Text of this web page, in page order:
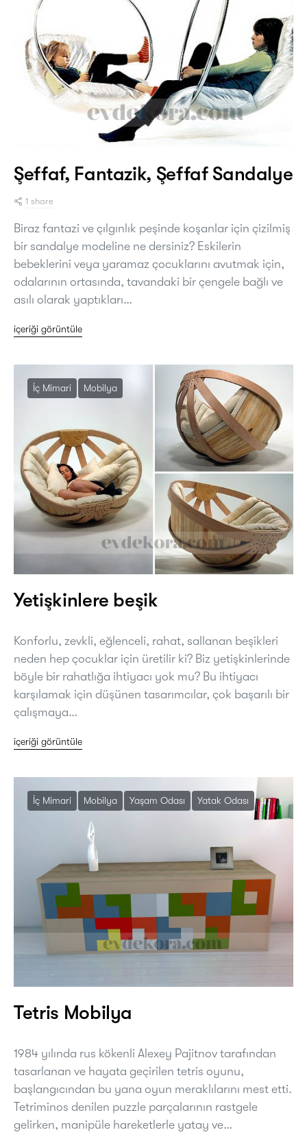
Şeffaf, Fantazik, Şeffaf Sandalye
1 share
Biraz fantazi ve çılgınlık peşinde koşanlar için çizilmiş
bir sandalye modeline ne dersiniz? Eskilerin
bebeklerini veya yaramaz çocuklarını avutmak için,
odalarının ortasında, tavandaki bir çengele bağlı ve
asılı olarak yaptıkları…
içeriği görüntüle
İç Mimari Mobilya
Yetişkinlere beşik
Konforlu, zevkli, eğlenceli, rahat, sallanan beşikleri
neden hep çocuklar için üretilir ki? Biz yetişkinlerinde
böyle bir rahatlığa ihtiyacı yok mu? Bu ihtiyacı
karşılamak için düşünen tasarımcılar, çok başarılı bir
çalışmaya…
içeriği görüntüle
İç Mimari Mobilya Yaşam Odası Yatak Odası
Tetris Mobilya
1984 yılında rus kökenli Alexey Pajitnov tarafından
tasarlanan ve hayata geçirilen tetris oyunu,
başlangıcından bu yana oyun meraklılarını mest etti.
Tetriminos denilen puzzle parçalarının rastgele
gelirken, manipüle hareketlerle yatay ve…